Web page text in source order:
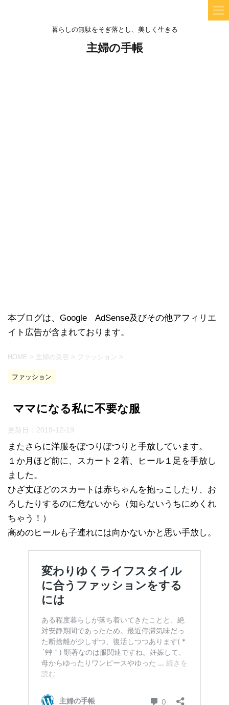
暮らしの無駄をそぎ落とし、美しく生きる
主婦の手帳
本ブログは、Google AdSense及びその他アフィリエ
イト広告が含まれております。
HOME > 主婦の美容 > ファッション >
ファッション
ママになる私に不要な服
更新日： 2019-12-19
またさらに洋服をぽつりぽつりと手放しています。
１か月ほど前に、スカート２着、ヒール１足を手放し
ました。
ひざ丈ほどのスカートは赤ちゃんを抱っこしたり、お
ろしたりするのに危ないから（知らないうちにめくれ
ちゃう！）
高めのヒールも子連れには向かないかと思い手放し。